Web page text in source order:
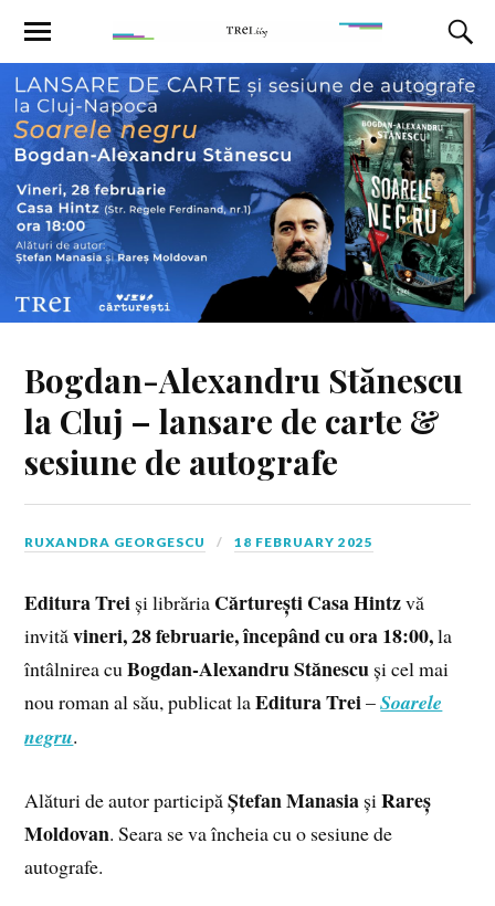
Bogdan-Alexandru Stănescu
la Cluj – lansare de carte &
sesiune de autografe
RUXANDRA GEORGESCU 18 FEBRUARY 2025
Editura Trei și librăria Cărturești Casa Hintzvă
invităvineri, 28 februarie, începând cu ora 18:00,la
întâlnirea cuBogdan-Alexandru Stănescu și cel mai
nou roman al său, publicat laEditura Trei–Soarele
negru.
Alături de autor participăȘtefan Manasia șiRareș
Moldovan. Seara se va încheia cu o sesiune de
autografe.